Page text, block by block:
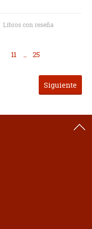
Libros con reseña
11 ... 25
Siguiente